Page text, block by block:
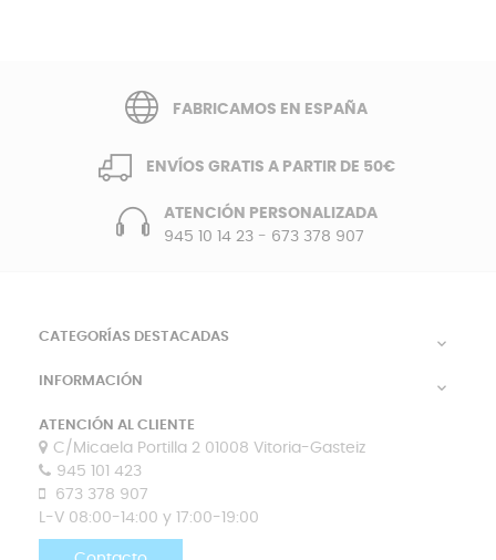
FABRICAMOS EN ESPAÑA
ENVÍOS GRATIS A PARTIR DE 50€
ATENCIÓN PERSONALIZADA
945 10 14 23- 673 378 907
CATEGORÍAS DESTACADAS 
INFORMACIÓN 
ATENCIÓN AL CLIENTE
C/Micaela Portilla 2 01008 Vitoria-Gasteiz
945 101 423
673 378 907
L-V 08:00-14:00 y 17:00-19:00